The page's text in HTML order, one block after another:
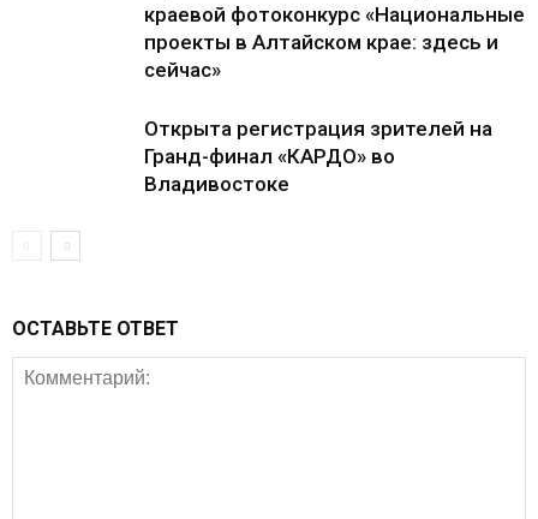
краевой фотоконкурс «Национальные
проекты в Алтайском крае: здесь и
сейчас»
Открыта регистрация зрителей на
Гранд-финал «КАРДО» во
Владивостоке
ОСТАВЬТЕ ОТВЕТ